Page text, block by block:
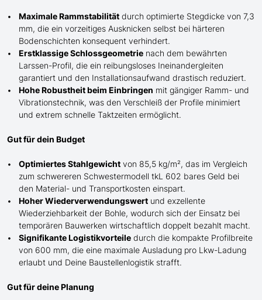
Maximale Rammstabilität durch optimierte Stegdicke von 7,3
mm, die ein vorzeitiges Ausknicken selbst bei härteren
Bodenschichten konsequent verhindert.
Erstklassige Schlossgeometrie nach dem bewährten
Larssen-Profil, die ein reibungsloses Ineinandergleiten
garantiert und den Installationsaufwand drastisch reduziert.
Hohe Robustheit beim Einbringen mit gängiger Ramm- und
Vibrationstechnik, was den Verschleiß der Profile minimiert
und extrem schnelle Taktzeiten ermöglicht.
Gut für dein Budget
Optimiertes Stahlgewicht von 85,5 kg/m², das im Vergleich
zum schwereren Schwestermodell tkL 602 bares Geld bei
den Material- und Transportkosten einspart.
Hoher Wiederverwendungswert und exzellente
Wiederziehbarkeit der Bohle, wodurch sich der Einsatz bei
temporären Bauwerken wirtschaftlich doppelt bezahlt macht.
Signifikante Logistikvorteile durch die kompakte Profilbreite
von 600 mm, die eine maximale Ausladung pro Lkw-Ladung
erlaubt und Deine Baustellenlogistik strafft.
Gut für deine Planung